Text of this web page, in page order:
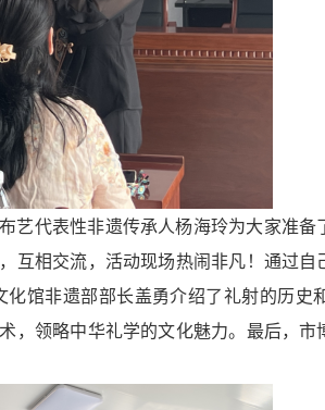
艺代表性非遗传承人杨海玲为大家准备
相交流，活动现场热闹非凡！通过自
馆非遗部部长盖勇介绍了礼射的历史
，领略中华礼学的文化魅力。最后，市